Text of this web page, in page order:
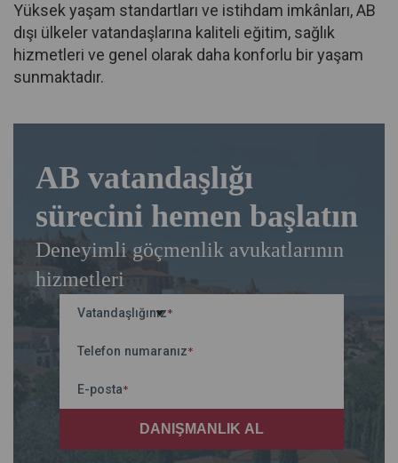
Yüksek yaşam standartları ve istihdam imkânları, AB
dışı ülkeler vatandaşlarına kaliteli eğitim, sağlık
hizmetleri ve genel olarak daha konforlu bir yaşam
sunmaktadır.
AB vatandaşlığı
sürecini hemen başlatın
Deneyimli göçmenlik avukatlarının
hizmetleri
Vatandaşlığınız*
Telefon numaranız*
E-posta*